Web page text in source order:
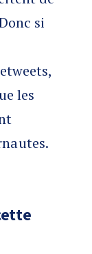
si
les